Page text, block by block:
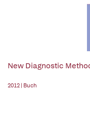
New Diagnostic
2012 | Buch